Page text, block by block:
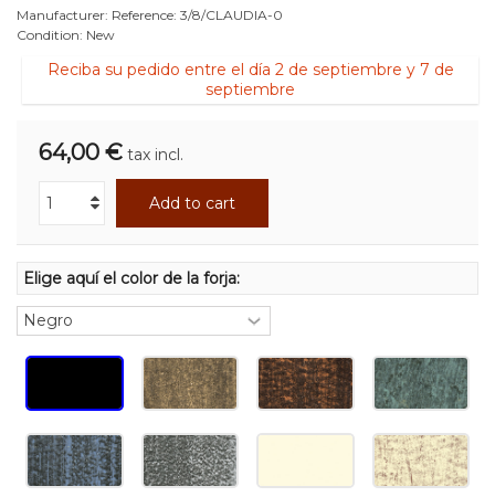
Manufacturer: Reference: 3/8/CLAUDIA-0
Condition: New
Reciba su pedido entre el día 2 de septiembre y 7 de
septiembre
64,00 € tax incl.
Add to cart
Elige aquí el color de la forja: